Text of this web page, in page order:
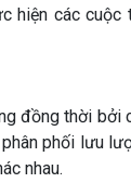
hiện các cuộc
đồng thời bởi
phối lưu
nhau.